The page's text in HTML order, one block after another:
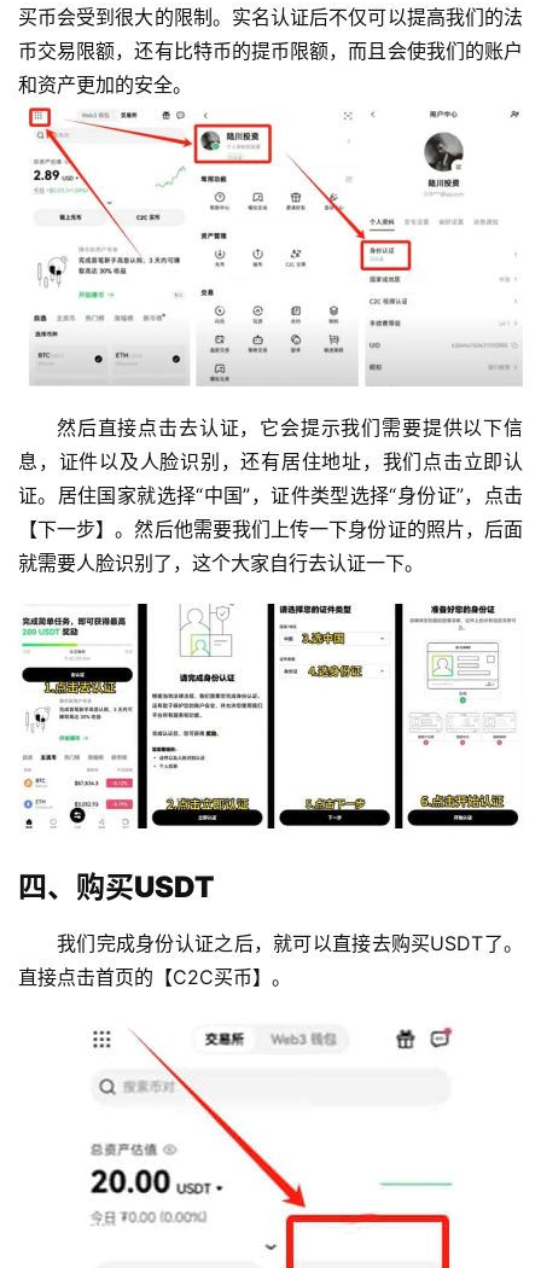
买币会受到很大的限制。实名认证后不仅可以提高我们的法
币交易限额，还有比特币的提币限额，而且会使我们的账户
和资产更加的安全。
然后直接点击去认证，它会提示我们需要提供以下信
息，证件以及人脸识别，还有居住地址，我们点击立即认
证。居住国家就选择“中国”，证件类型选择“身份证”，点击
【下一步】。然后他需要我们上传一下身份证的照片，后面
就需要人脸识别了，这个大家自行去认证一下。
四、购买USDT
我们完成身份认证之后，就可以直接去购买USDT了。
直接点击首页的【C2C买币】。